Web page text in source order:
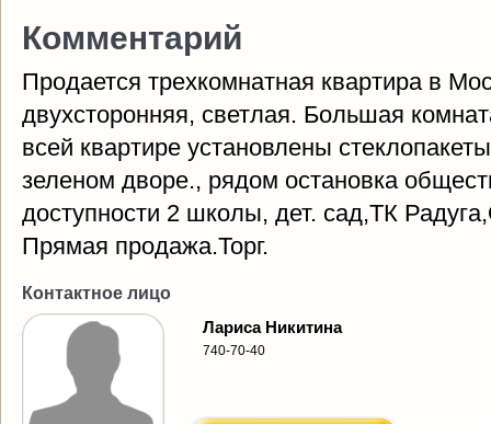
Комментарий
Продается трехкомнатная квартира в
двухсторонняя, светлая. Большая
всей квартире установлены
зеленом дворе., рядом остановка
доступности 2 школы, дет. сад,ТК
Прямая продажа.Торг.
Контактное лицо
Лариса Никитина
740-70-40